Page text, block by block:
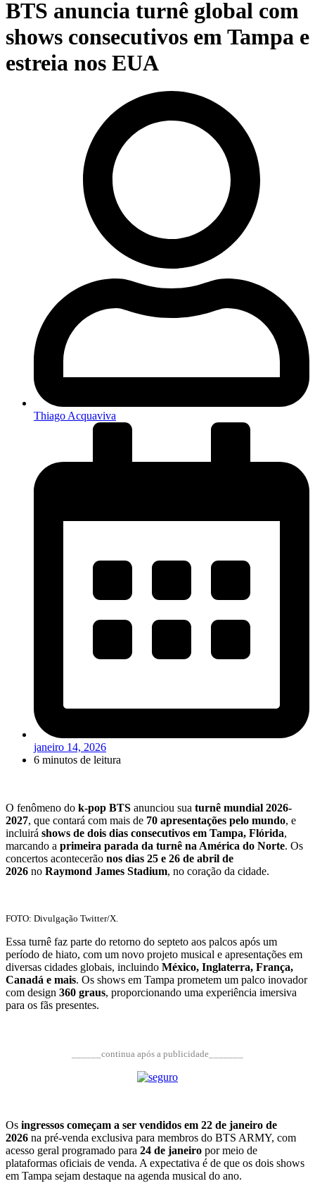
BTS anuncia turnê global com
shows consecutivos em Tampa e
estreia nos EUA
Thiago Acquaviva
janeiro 14, 2026
6 minutos de leitura
O fenômeno do k-pop BTS anunciou sua turnê mundial 2026-
2027, que contará com mais de 70 apresentações pelo mundo, e
incluirá shows de dois dias consecutivos em Tampa, Flórida,
marcando a primeira parada da turnê na América do Norte. Os
concertos acontecerão nos dias 25 e 26 de abril de
2026 no Raymond James Stadium, no coração da cidade.
FOTO: Divulgação Twitter/X.
Essa turnê faz parte do retorno do septeto aos palcos após um
período de hiato, com um novo projeto musical e apresentações em
diversas cidades globais, incluindo México, Inglaterra, França,
Canadá e mais. Os shows em Tampa prometem um palco inovador
com design 360 graus, proporcionando uma experiência imersiva
para os fãs presentes.
______continua após a publicidade_______
Os ingressos começam a ser vendidos em 22 de janeiro de
2026 na pré-venda exclusiva para membros do BTS ARMY, com
acesso geral programado para 24 de janeiro por meio de
plataformas oficiais de venda. A expectativa é de que os dois shows
em Tampa sejam destaque na agenda musical do ano.